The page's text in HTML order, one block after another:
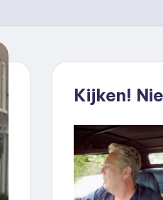
Kijken!